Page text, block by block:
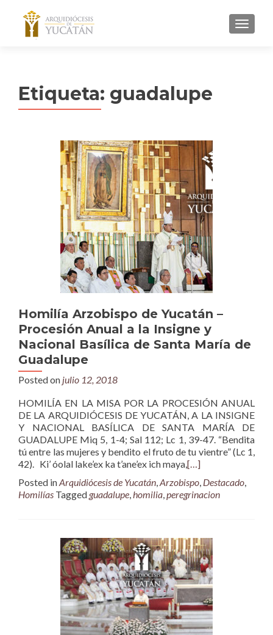
MENU
Etiqueta: guadalupe
Homilía Arzobispo de Yucatán –
Procesión Anual a la Insigne y
Nacional Basílica de Santa María de
Guadalupe
Posted on julio 12, 2018
HOMILÍA EN LA MISA POR LA PROCESIÓN ANUAL
DE LA ARQUIDIÓCESIS DE YUCATÁN, A LA INSIGNE
Y NACIONAL BASÍLICA DE SANTA MARÍA DE
GUADALUPE Miq 5, 1-4; Sal 112; Lc 1, 39-47. “Bendita
tú entre las mujeres y bendito el fruto de tu vientre” (Lc 1,
42). Ki’ óolal lake’ex ka t’ane’ex ich maya,[…]
Posted inArquidiócesis de Yucatán,Arzobispo, Destacado,
Homilías Tagged guadalupe,homilia,peregrinacion